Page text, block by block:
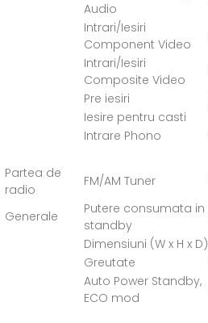
Audio
Intrari/Iesiri
Component Video
Intrari/Iesiri
Composite Video
Pre iesiri
Iesire pentru casti
Intrare Phono
Partea de
radio
FM/AM Tuner
Generale
Putere consumata in
standby
Dimensiuni (W x H x D)
Greutate
Auto Power Standby,
ECO mod